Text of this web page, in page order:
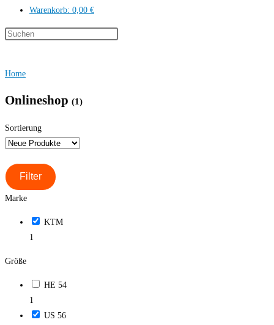
Warenkorb: 0,00 €
Home
Onlineshop (1)
Sortierung
Filter
Marke
KTM
1
Größe
HE 54
1
US 56